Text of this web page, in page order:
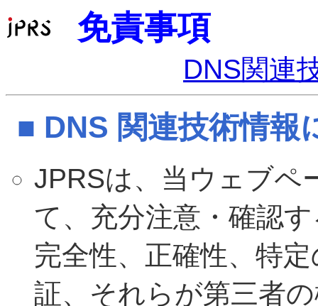
免責事項
DNS関連
■ DNS 関連技術情報
JPRSは、当ウェブペ
て、充分注意・確認
完全性、正確性、特
証、それらが第三者